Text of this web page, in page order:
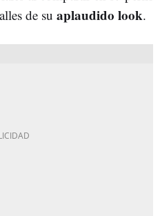
de su aplaudido look.